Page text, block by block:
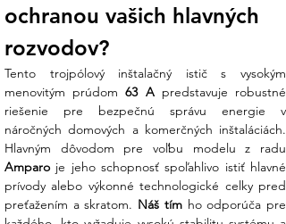
ochranou vašich hlavných
rozvodov?
Tento trojpólový inštalačný istič s vysokým
menovitým prúdom 63 A predstavuje robustné
riešenie pre bezpečnú správu energie v
náročných domových a komerčných inštaláciách.
Amparo je jeho schopnosť spoľahlivo istiť hlavné
prívody alebo výkonné technologické celky pred
preťažením a skratom. Náš tím ho odporúča pre